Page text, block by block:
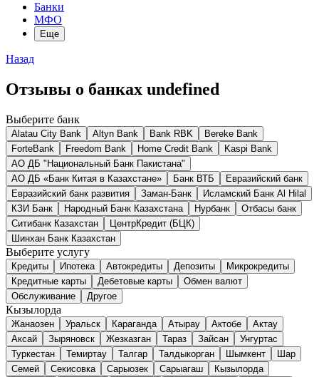
Банки
МФО
Еще
Назад
Отзывы о банках undefined
Выберите банк
Alatau City Bank Altyn Bank Bank RBK
Bereke Bank
ForteBank
Freedom Bank Home Credit Bank
Kaspi Bank
АО ДБ "Национальный Банк Пакистана"
АО ДБ «Банк Китая в Казахстане»
Банк ВТБ
Евразийский банк
Евразийский банк развития
Заман-Банк
Исламский Банк Al Hilal
КЗИ Банк
Народный Банк Казахстана Нурбанк
Отбасы банк
Ситибанк Казахстан
ЦентрКредит (БЦК)
Шинхан Банк Казахстан
Выберите услугу
Кредиты Ипотека Автокредиты Депозиты
Микрокредиты
Кредитные карты
Дебетовые карты
Обмен валют
Обслуживание
Другое
Кызылорда
Жанаозен Уральск Караганда Атырау Актобе
Актау
Аксай
Зыряновск Жезказган Тараз Зайсан
Унгуртас
Туркестан
Темиртау Талгар Талдыкорган Шымкент
Шар
Семей
Секисовка Сарыозек Сарыагаш
Кызылорда